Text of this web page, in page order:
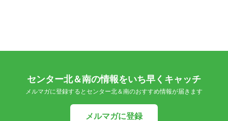
センター北＆南の情報をいち早くキャッチ
メルマガに登録するとセンター北＆南のおすすめ情報が届きます
メルマガに登録